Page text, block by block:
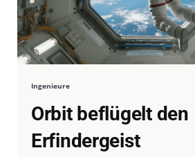
Ingenieure
Orbit beflügelt den
Erfindergeist